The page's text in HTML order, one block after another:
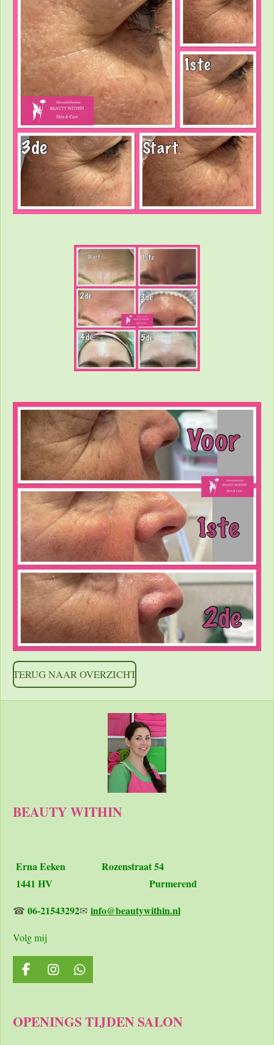
TERUG NAAR OVERZICHT
BEAUTY WITHIN
Erna Eeken Rozenstraat 54
1441 HV Purmerend
☎ 06-21543292✉ info@beautywithin.nl
Volg mij
F
a
b
I
n
a
W
h
s
OPENINGS TIJDEN SALON